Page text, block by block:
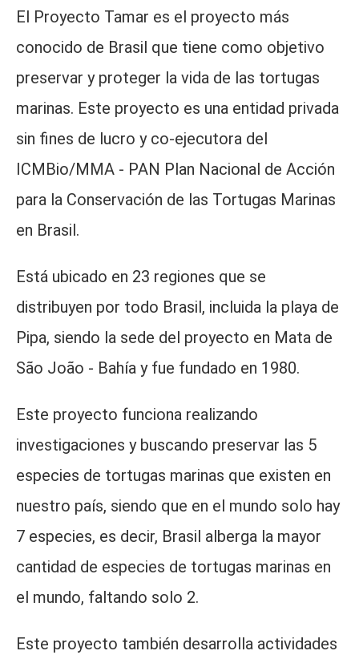
El Proyecto Tamar es el proyecto más
conocido de Brasil que tiene como objetivo
preservar y proteger la vida de las tortugas
marinas. Este proyecto es una entidad privada
sin fines de lucro y co-ejecutora del
ICMBio/MMA - PAN Plan Nacional de Acción
para la Conservación de las Tortugas Marinas
en Brasil.
Está ubicado en 23 regiones que se
distribuyen por todo Brasil, incluida la playa de
Pipa, siendo la sede del proyecto en Mata de
São João - Bahía y fue fundado en 1980.
Este proyecto funciona realizando
investigaciones y buscando preservar las 5
especies de tortugas marinas que existen en
nuestro país, siendo que en el mundo solo hay
7 especies, es decir, Brasil alberga la mayor
cantidad de especies de tortugas marinas en
el mundo, faltando solo 2.
Este proyecto también desarrolla actividades